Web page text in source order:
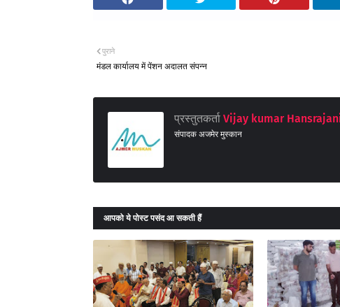
पुराने
मंडल कार्यालय में पेंशन अदालत संपन्न
प्रस्तुतकर्ता Vijay kumar
संपादक अजमेर मुस्कान
आपको ये पोस्ट पसंद आ सकती हैं